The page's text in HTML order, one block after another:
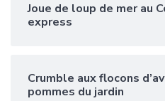
Joue de loup de mer au
express
Crumble aux flocons
pommes du jardin